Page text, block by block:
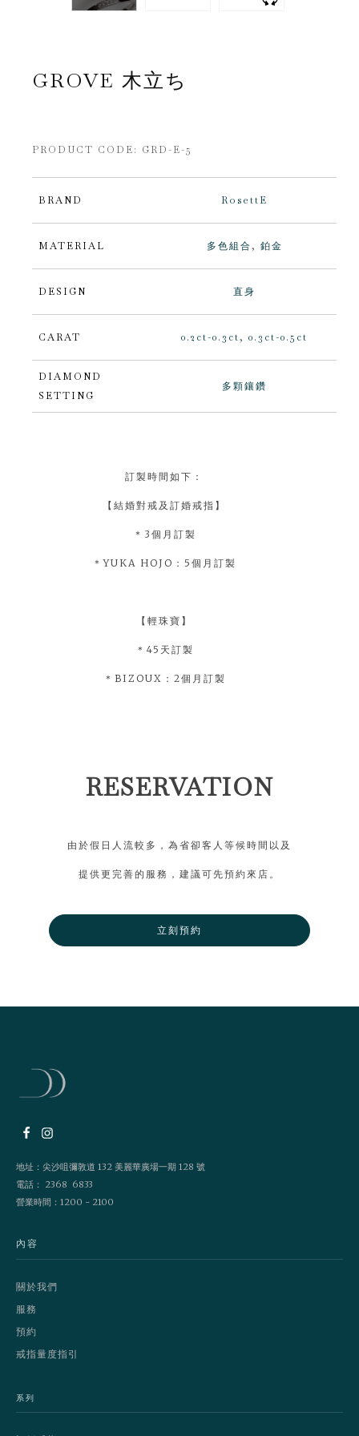
GROVE 木立ち
PRODUCT CODE: GRD-E-5
BRAND RosettE
MATERIAL 多色組合, 鉑金
DESIGN 直身
CARAT 0.2ct-0.3ct, 0.3ct-0.5ct
DIAMOND
SETTING
多顆鑲鑽
訂製時間如下：
【結婚對戒及訂婚戒指】
＊3個月訂製
＊YUKA HOJO：5個月訂製
【輕珠寶】
＊45天訂製
＊BIZOUX：2個月訂製
RESERVATION
由於假日人流較多，為省卻客人等候時間以及
提供更完善的服務，建議可先預約來店。
立刻預約
地址：尖沙咀彌敦道 132 美麗華廣場一期 128 號
電話： 2368 6833
營業時間：1200 - 2100
內容
關於我們
服務
預約
戒指量度指引
系列